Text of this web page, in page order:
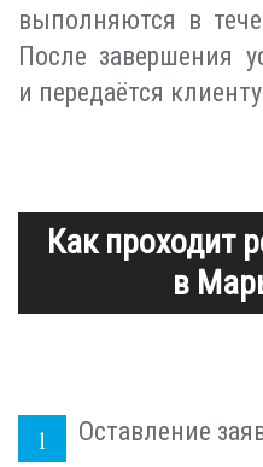
выполняются в
После завершения
и передаётся
Как проходит
в
Оставление